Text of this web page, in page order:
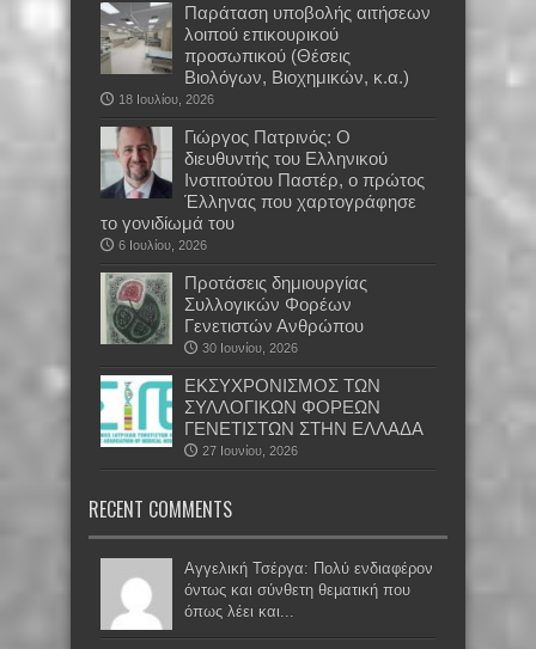
Παράταση υποβολής αιτήσεων
λοιπού επικουρικού
προσωπικού (Θέσεις
Βιολόγων, Βιοχημικών, κ.α.)
18 Ιουλίου, 2026
Γιώργος Πατρινός: Ο
διευθυντής του Ελληνικού
Ινστιτούτου Παστέρ, ο πρώτος
Έλληνας που χαρτογράφησε
το γονιδίωμά του
6 Ιουλίου, 2026
Προτάσεις δημιουργίας
Συλλογικών Φορέων
Γενετιστών Ανθρώπου
30 Ιουνίου, 2026
EKΣΥΧΡΟΝΙΣΜΟΣ ΤΩΝ
ΣΥΛΛΟΓΙΚΩΝ ΦΟΡΕΩΝ
ΓΕΝΕΤΙΣΤΩΝ ΣΤΗΝ ΕΛΛΑΔΑ
27 Ιουνίου, 2026
RECENT COMMENTS
Αγγελική Τσέργα: Πολύ ενδιαφέρον
όντως και σύνθετη θεματική που
όπως λέει και...